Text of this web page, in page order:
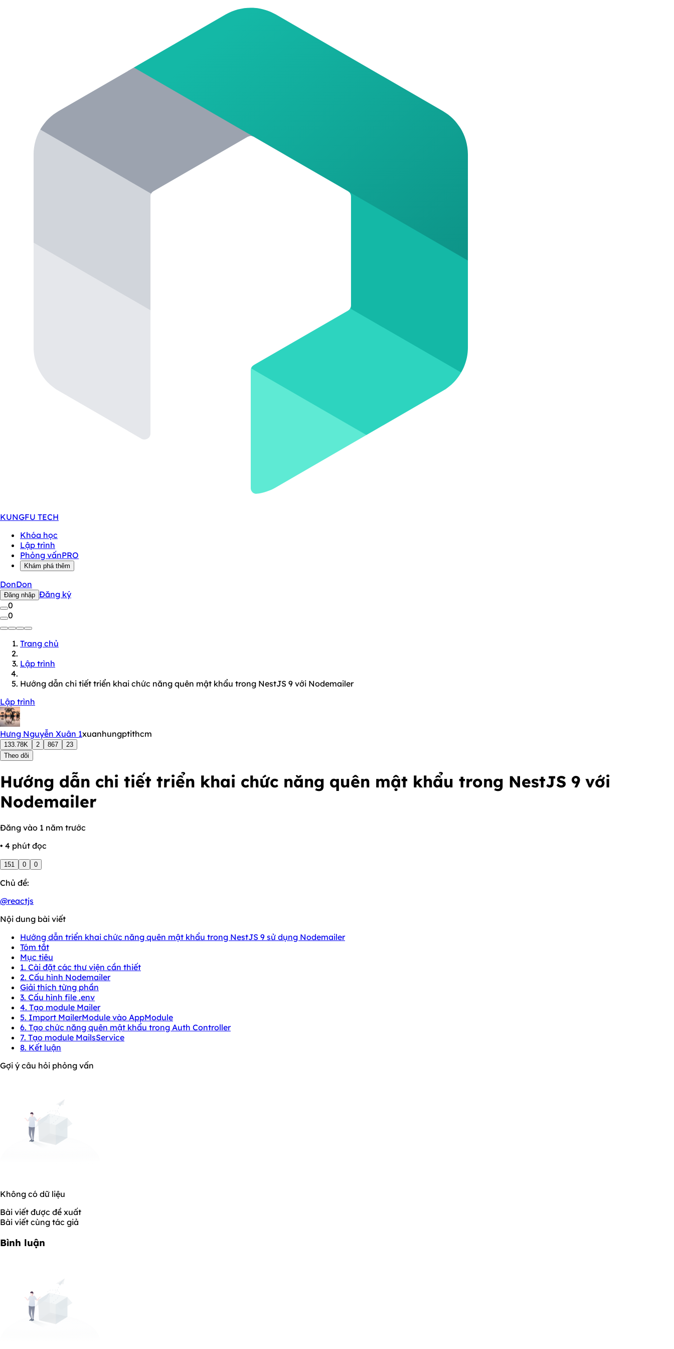
KUNGFU TECH
Khóa học
Lập trình
Phỏng vấnPRO
Khám phá thêm
DonDon
Đăng nhập Đăng ký
0
0
Trang chủ
Lập trình
Hướng dẫn chi tiết triển khai chức năng quên mật khẩu trong NestJS 9 với Nodemailer
Lập trình
Hưng Nguyễn Xuân 1xuanhungptithcm
133.78K 2 867
23
Theo dõi
Hướng dẫn chi tiết triển khai chức năng quên mật khẩu trong NestJS 9 với
Nodemailer
Đăng vào 1 năm trước
• 4 phút đọc
151 0 0
Chủ đề:
@reactjs
Nội dung bài viết
Hướng dẫn triển khai chức năng quên mật khẩu trong NestJS 9 sử dụng Nodemailer
Tóm tắt
Mục tiêu
1. Cài đặt các thư viện cần thiết
2. Cấu hình Nodemailer
Giải thích từng phần
3. Cấu hình file .env
4. Tạo module Mailer
5. Import MailerModule vào AppModule
6. Tạo chức năng quên mật khẩu trong Auth Controller
7. Tạo module MailsService
8. Kết luận
Gợi ý câu hỏi phỏng vấn
Không có dữ liệu
Bài viết được đề xuất
Bài viết cùng tác giả
Bình luận